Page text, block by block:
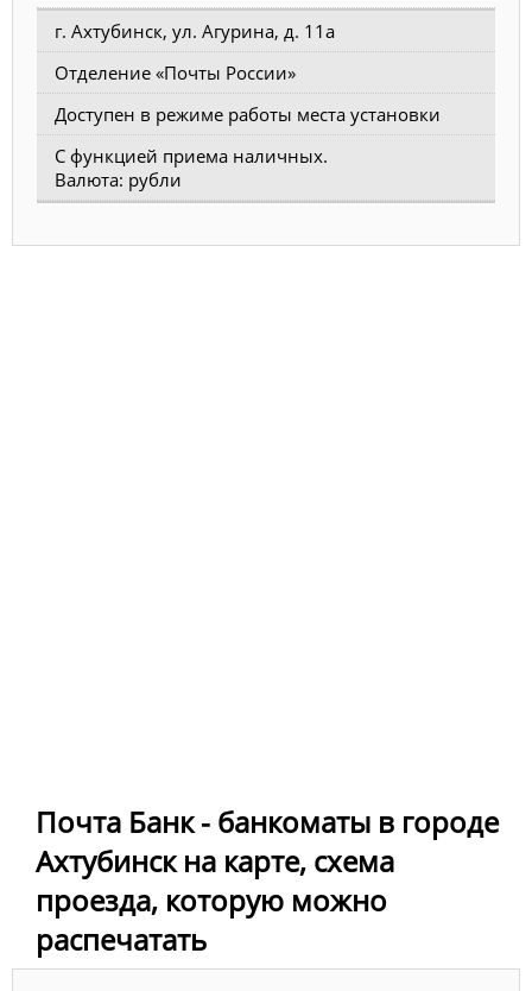
г. Ахтубинск, ул. Агурина, д. 11а
Отделение «Почты России»
Доступен в режиме работы места установки
С функцией приема наличных.
Валюта: рубли
Почта Банк - банкоматы в городе
Ахтубинск на карте, схема
проезда, которую можно
распечатать